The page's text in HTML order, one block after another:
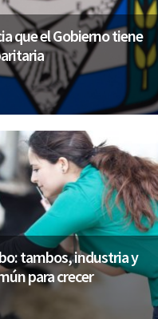
que el Gobierno tiene
tambos, industria y
para crecer